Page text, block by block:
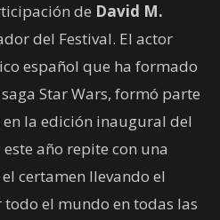
de David M.
del Festival. El actor
español que ha formado
Star Wars, formó parte
la edición inaugural del
año repite con una
certamen llevando el
el mundo en todas las